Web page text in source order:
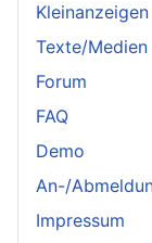
Kleinanzeigen
Texte/Medien
Forum
FAQ
Demo
An-/
Impressum